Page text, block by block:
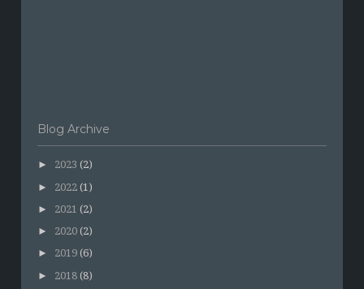
Blog Archive
► 2023 (2)
► 2022 (1)
► 2021 (2)
► 2020 (2)
► 2019 (6)
► 2018 (8)